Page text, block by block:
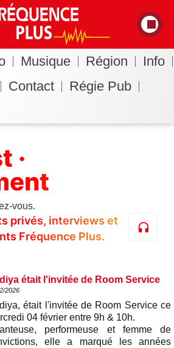
Musique Région
Info
Contact
Régie Pub
·
vous.
privés, interviews et
Fréquence Plus.
était l'invitée de Room Service
2026
était l'invitée de Room Service ce
04 février entre 9h & 10h.
performeuse et femme de
elle a marqué les années